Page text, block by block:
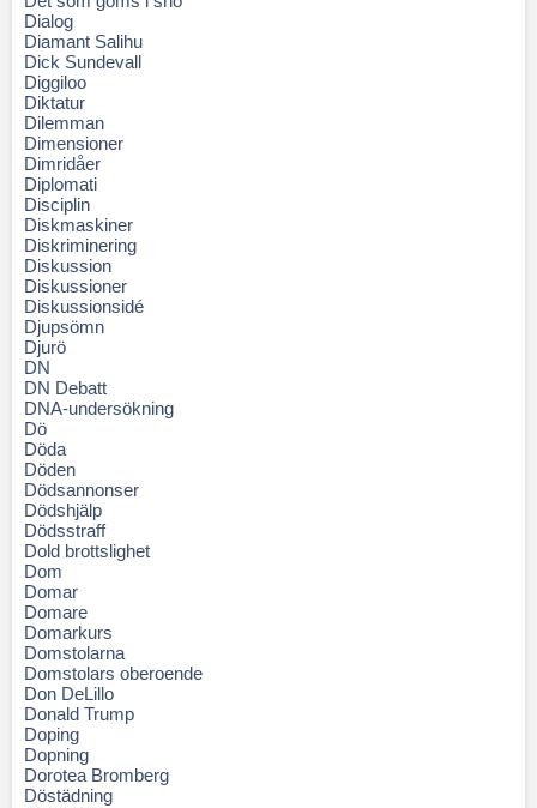
Dialog
Diamant Salihu
Dick Sundevall
Diggiloo
Diktatur
Dilemman
Dimensioner
Dimridåer
Diplomati
Disciplin
Diskmaskiner
Diskriminering
Diskussion
Diskussioner
Diskussionsidé
Djupsömn
Djurö
DN
DN Debatt
DNA-undersökning
Dö
Döda
Döden
Dödsannonser
Dödshjälp
Dödsstraff
Dold brottslighet
Dom
Domar
Domare
Domarkurs
Domstolarna
Domstolars oberoende
Don DeLillo
Donald Trump
Doping
Dopning
Dorotea Bromberg
Döstädning